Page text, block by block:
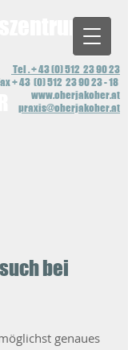
Tel . + 43 (0) 512 23 90 23
+ 43 (0) 512 23 90 23 - 18
www.oberjakober.at
praxis@oberjakober.at
bei
genaues